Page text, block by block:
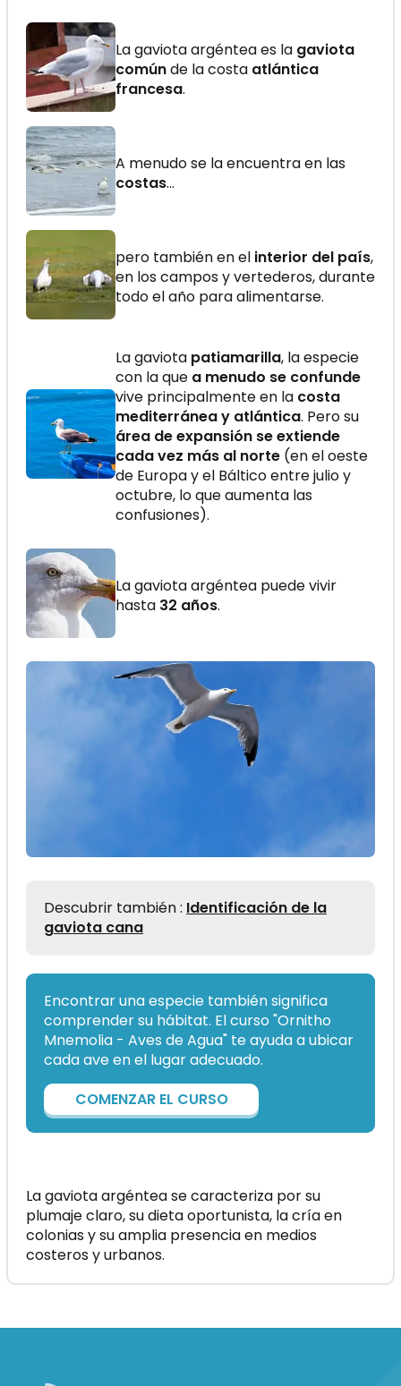
La gaviota argéntea es la gaviota
comúnde la costa atlántica
francesa.
A menudo se la encuentra en las
costas...
pero también en el interior del país,
en los campos y vertederos, durante
todo el año para alimentarse.
La gaviota patiamarilla, la especie
con la que a menudo se confunde
vive principalmente en la costa
mediterránea y atlántica. Pero su
área de expansión se extiende
cada vez más al norte (en el oeste
de Europa y el Báltico entre julio y
octubre, lo que aumenta las
confusiones).
La gaviota argéntea puede vivir
hasta 32 años.
Descubrir también : Identificación de la
gaviota cana
Encontrar una especie también significa
comprender su hábitat. El curso "Ornitho
Mnemolia - Aves de Agua" te ayuda a ubicar
cada ave en el lugar adecuado.
COMENZAR EL CURSO
La gaviota argéntea se caracteriza por su
plumaje claro, su dieta oportunista, la cría en
colonias y su amplia presencia en medios
costeros y urbanos.